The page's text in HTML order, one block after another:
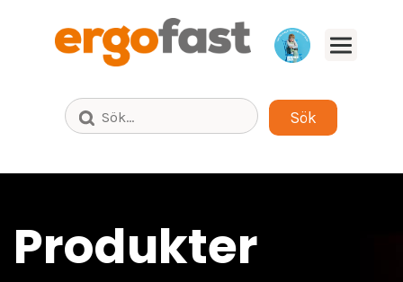
Produkter
Bläddra fram till säljaren för ditt